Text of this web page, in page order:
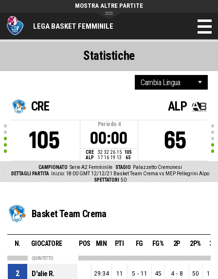
LEGA BASKET FEMMINILE
MOSTRA ALTRE PARTITE
CRE
105
Periodo 4
00:00
CRE 32 32 26 15 105
ALP
17 16 19 13 65
ALP
65
CAMPIONATO Serie A2 Femminile STADIO
Palazzetto Cremonesi
DETTAGLI PARTITA
Inizio: 18:00 GMT 12/12/21 Basket Team Crema vs MEP Pellegrini Alpo
SPETTATORI
50
Statistiche
Basket Team Crema
N. GIOCATORE POS MIN P.TI FG FG% 2P 2P% 3P
QUINTETTO
2 D'alie R. 29:34 11 5 - 11 45 4 - 8 50 1